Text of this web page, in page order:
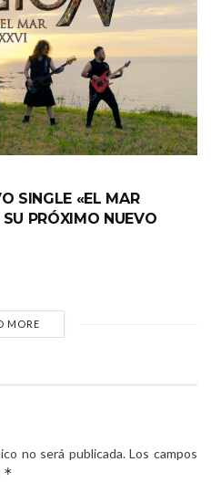
SINGLE «EL MAR
PRÓXIMO NUEVO
MORE
no será publicada. Los campos
*